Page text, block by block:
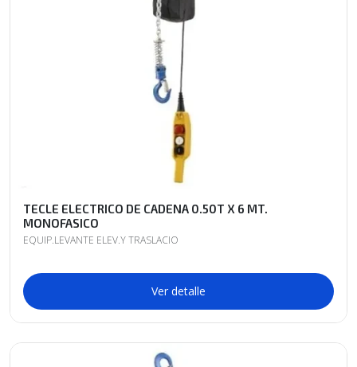
TECLE ELECTRICO DE CADENA 0.50T X 6 MT.
MONOFASICO
EQUIP.LEVANTE ELEV.Y TRASLACIO
Ver detalle